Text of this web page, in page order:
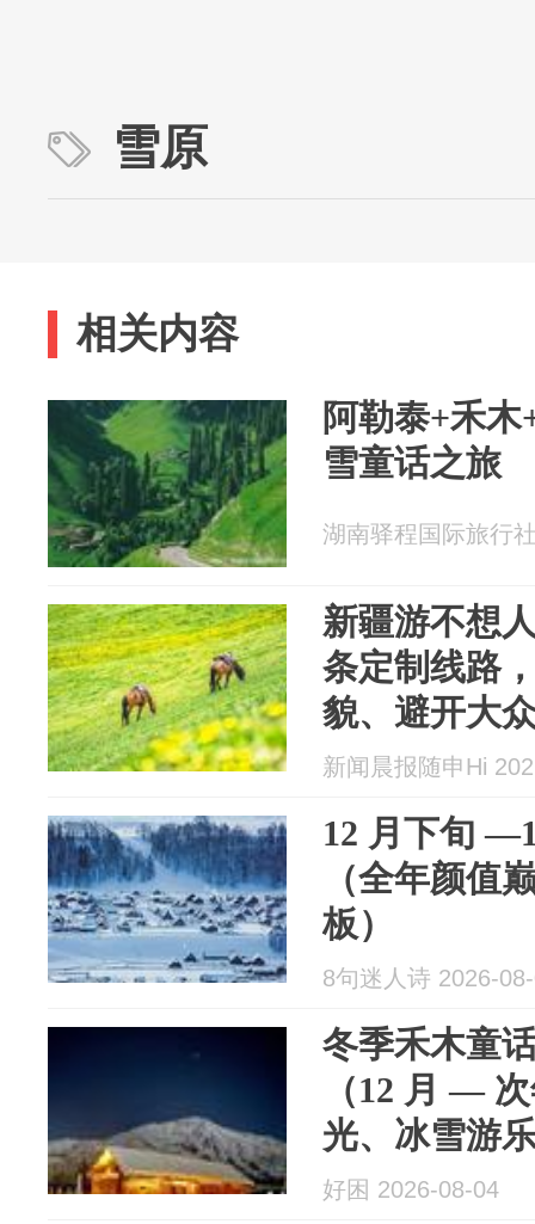
雪原
相关内容
阿勒泰+禾
雪童话之旅
湖南驿程国际旅行
新疆游不想
条定制线路
貌、避开大
新闻晨报随申Hi
12 月下旬
（全年颜值
板）
8句迷人诗 2026-
冬季禾木童
（12 月 —
光、冰雪游
轻体验四大
好困 2026-08-04